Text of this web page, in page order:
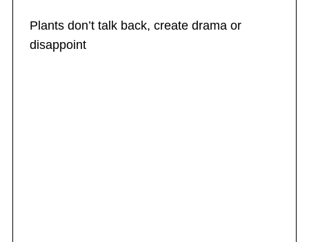
Plants don’t talk back, create drama or
disappoint